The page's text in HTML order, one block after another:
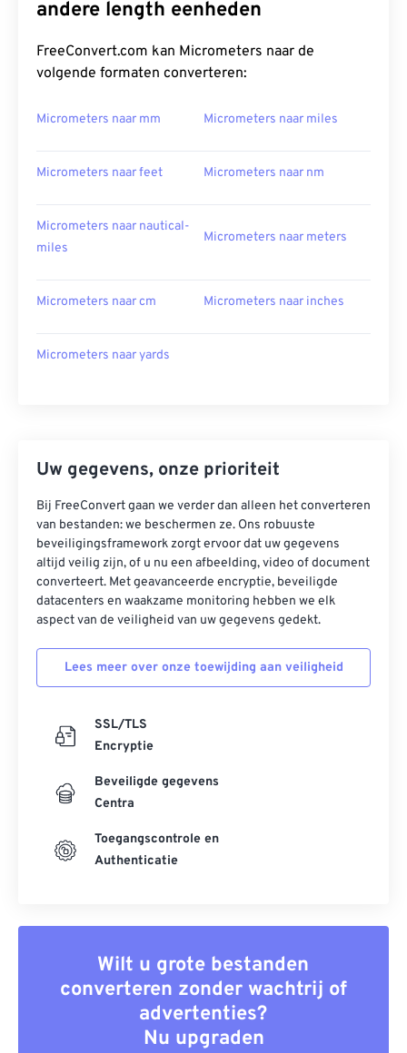
andere length eenheden
FreeConvert.com kan Micrometers naar de
volgende formaten converteren:
Micrometers naar mm Micrometers naar miles
Micrometers naar feet Micrometers naar nm
Micrometers naar nautical-
miles
Micrometers naar meters
Micrometers naar cm Micrometers naar inches
Micrometers naar yards
Uw gegevens, onze prioriteit
Bij FreeConvert gaan we verder dan alleen het converteren
van bestanden: we beschermen ze. Ons robuuste
beveiligingsframework zorgt ervoor dat uw gegevens
altijd veilig zijn, of u nu een afbeelding, video of document
converteert. Met geavanceerde encryptie, beveiligde
datacenters en waakzame monitoring hebben we elk
aspect van de veiligheid van uw gegevens gedekt.
Lees meer over onze toewijding aan veiligheid
SSL/TLS
Encryptie
Beveiligde gegevens
Centra
Toegangscontrole en
Authenticatie
Wilt u grote bestanden
converteren zonder wachtrij of
advertenties?
Nu upgraden